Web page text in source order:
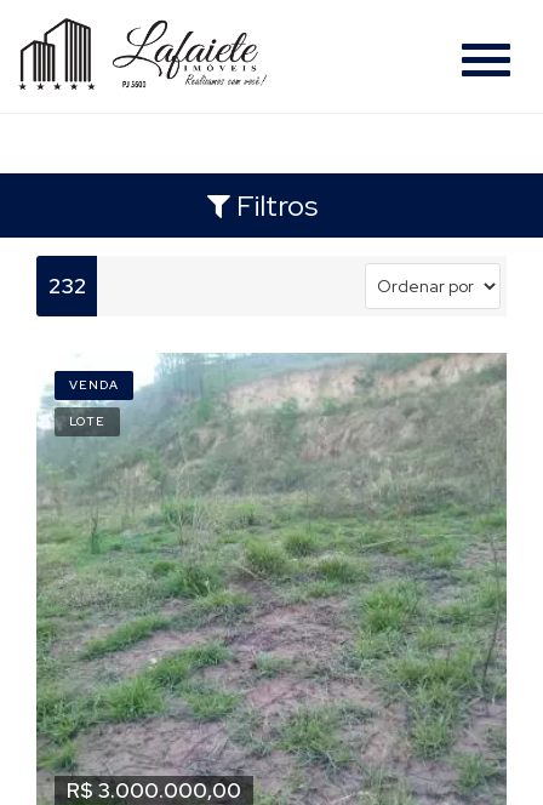
#
Filtros
232
VENDA
LOTE
R$ 3.000.000,00